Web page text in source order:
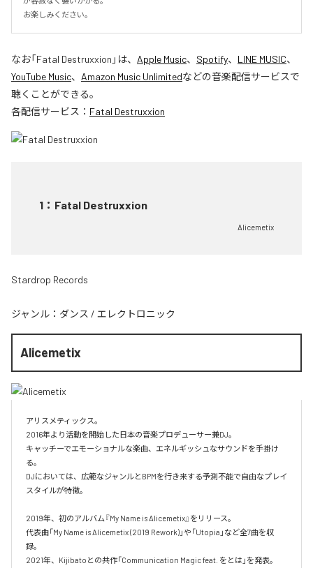
お楽しみください。
なお「Fatal Destruxxion 」は、 Apple Music、 Spotify、 LINE MUSIC、
YouTube Music、 Amazon Music Unlimitedなどの音楽配信サービスで
聴くことができる。
各配信サービス： Fatal Destruxxion
1 ： Fatal Destruxxion
Alicemetix
Stardrop Records
ジャンル： ダンス / エレクトロニック
Alicemetix
アリスメティックス。
2016年より活動を開始した日本の音楽プロデューサー兼DJ。
キャッチーでエモーショナルな楽曲、エネルギッシュなサウンドを手掛け
る。
DJにおいては、広範なジャンルとBPMを行き来する予測不能で自由なプレイ
スタイルが特徴。​
2019年、初のアルバム『My Name is Alicemetix』をリリース。
代表曲「My Name is Alicemetix (2019 Rework)」や「Utopia」など全7曲を収
録。
2021年、Kijibatoとの共作「Communication Magic feat. をとは」を発表。